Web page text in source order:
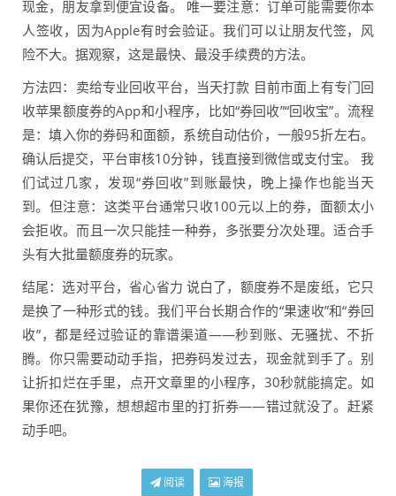
现金，朋友拿到便宜设备。 唯一要注意：订单可能需要你本
人签收，因为Apple有时会验证。我们可以让朋友代签，风
险不大。据观察，这是最快、最没手续费的方法。
方法四：卖给专业回收平台，当天打款 目前市面上有专门回
收苹果额度券的App和小程序，比如“券回收”“回收宝”。流程
是：填入你的券码和面额，系统自动估价，一般95折左右。
确认后提交，平台审核10分钟，钱直接到微信或支付宝。 我
们试过几家，发现“券回收”到账最快，晚上操作也能当天
到。但注意：这类平台通常只收100元以上的券，面额太小
会拒收。而且一次只能挂一种券，多张要分次处理。适合手
头有大批量额度券的玩家。
结尾：选对平台，省心省力 说白了，额度券不是废纸，它只
是换了一种形式的钱。我们平台长期合作的“果速收”和“券回
收”，都是经过验证的靠谱渠道——秒到账、无骚扰、不折
腾。你只需要动动手指，把券码发过去，现金就到手了。别
让折扣烂在手里，点开文章里的小程序，30秒就能搞定。如
果你还在犹豫，想想超市里的打折券——错过就没了。赶紧
动手吧。
阅读 海报